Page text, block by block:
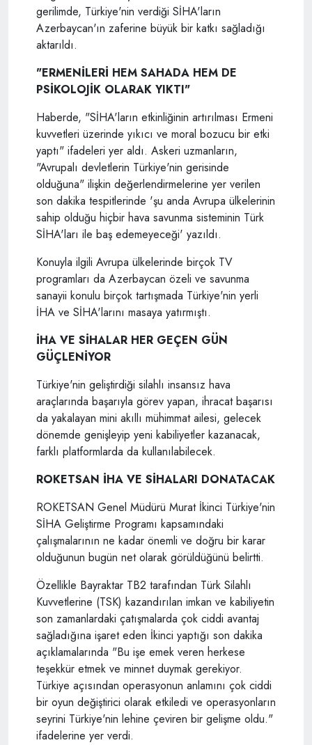
gerilimde, Türkiye'nin verdiği SİHA'ların
Azerbaycan'ın zaferine büyük bir katkı sağladığı
aktarıldı.
"ERMENİLERİ HEM SAHADA HEM DE
PSİKOLOJİK OLARAK YIKTI"
Haberde, "SİHA'ların etkinliğinin artırılması Ermeni
kuvvetleri üzerinde yıkıcı ve moral bozucu bir etki
yaptı" ifadeleri yer aldı. Askeri uzmanların,
"Avrupalı devletlerin Türkiye'nin gerisinde
olduğuna" ilişkin değerlendirmelerine yer verilen
son dakika tespitlerinde 'şu anda Avrupa ülkelerinin
sahip olduğu hiçbir hava savunma sisteminin Türk
SİHA'ları ile baş edemeyeceği' yazıldı.
Konuyla ilgili Avrupa ülkelerinde birçok TV
programları da Azerbaycan özeli ve savunma
sanayii konulu birçok tartışmada Türkiye'nin yerli
İHA ve SİHA'larını masaya yatırmıştı.
İHA VE SİHALAR HER GEÇEN GÜN
GÜÇLENİYOR
Türkiye'nin geliştirdiği silahlı insansız hava
araçlarında başarıyla görev yapan, ihracat başarısı
da yakalayan mini akıllı mühimmat ailesi, gelecek
dönemde genişleyip yeni kabiliyetler kazanacak,
farklı platformlarda da kullanılabilecek.
ROKETSAN İHA VE SİHALARI DONATACAK
ROKETSAN Genel Müdürü Murat İkinci Türkiye'nin
SİHA Geliştirme Programı kapsamındaki
çalışmalarının ne kadar önemli ve doğru bir karar
olduğunun bugün net olarak görüldüğünü belirtti.
Özellikle Bayraktar TB2 tarafından Türk Silahlı
Kuvvetlerine (TSK) kazandırılan imkan ve kabiliyetin
son zamanlardaki çatışmalarda çok ciddi avantaj
sağladığına işaret eden İkinci yaptığı son dakika
açıklamalarında "Bu işe emek veren herkese
teşekkür etmek ve minnet duymak gerekiyor.
Türkiye açısından operasyonun anlamını çok ciddi
bir oyun değiştirici olarak etkiledi ve operasyonların
seyrini Türkiye'nin lehine çeviren bir gelişme oldu."
ifadelerine yer verdi.